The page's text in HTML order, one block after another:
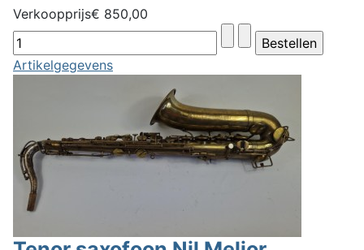
Verkoopprijs€ 850,00
Artikelgegevens